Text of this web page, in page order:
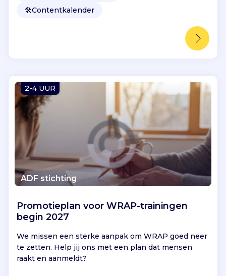
🛠️Contentkalender
2-4 UUR
ADF stichting
Promotieplan voor WRAP-trainingen
begin 2027
We missen een sterke aanpak om WRAP goed neer
te zetten. Help jij ons met een plan dat mensen
raakt en aanmeldt?